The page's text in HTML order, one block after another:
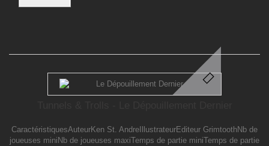
CaractéristiquesAuteurKen St. AndreIllustrateurEditeur GrimtoothNb de
joueuses miniNb de joueuses maxiTemps de partie miniTemps de partie